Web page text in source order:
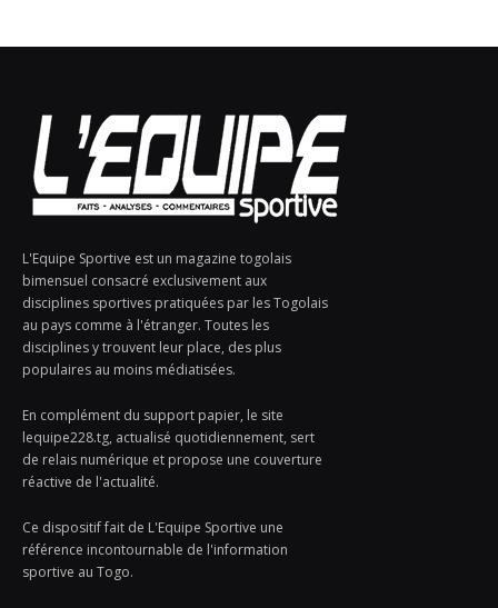
L'Equipe Sportive est un magazine togolais
bimensuel consacré exclusivement aux
disciplines sportives pratiquées par les Togolais
au pays comme à l'étranger. Toutes les
disciplines y trouvent leur place, des plus
populaires au moins médiatisées.
En complément du support papier, le site
lequipe228.tg, actualisé quotidiennement, sert
de relais numérique et propose une couverture
réactive de l'actualité.
Ce dispositif fait de L'Equipe Sportive une
référence incontournable de l'information
sportive au Togo.